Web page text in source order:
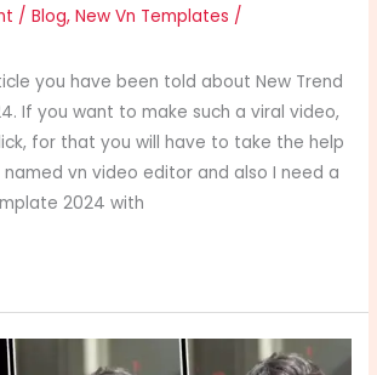
/Blog,New Vn Templates /
you have been told about New Trend
If you want to make such a viral video,
for that you will have to take the help
vn video editor and also I need a
2024 with